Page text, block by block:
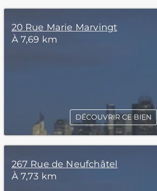
20 Rue Marie Marvingt
À 7,69 km
DÉCOUVRIR CE BIEN
267 Rue de Neufchâtel
À 7,73 km